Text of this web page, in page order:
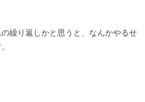
繰り返しかと思うと、なんかやるせ